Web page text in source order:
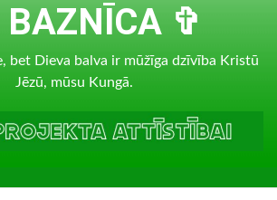
BAZNĪCA ✞
bet Dieva balva ir mūžīga dzīvība Kristū
Jēzū, mūsu Kungā.